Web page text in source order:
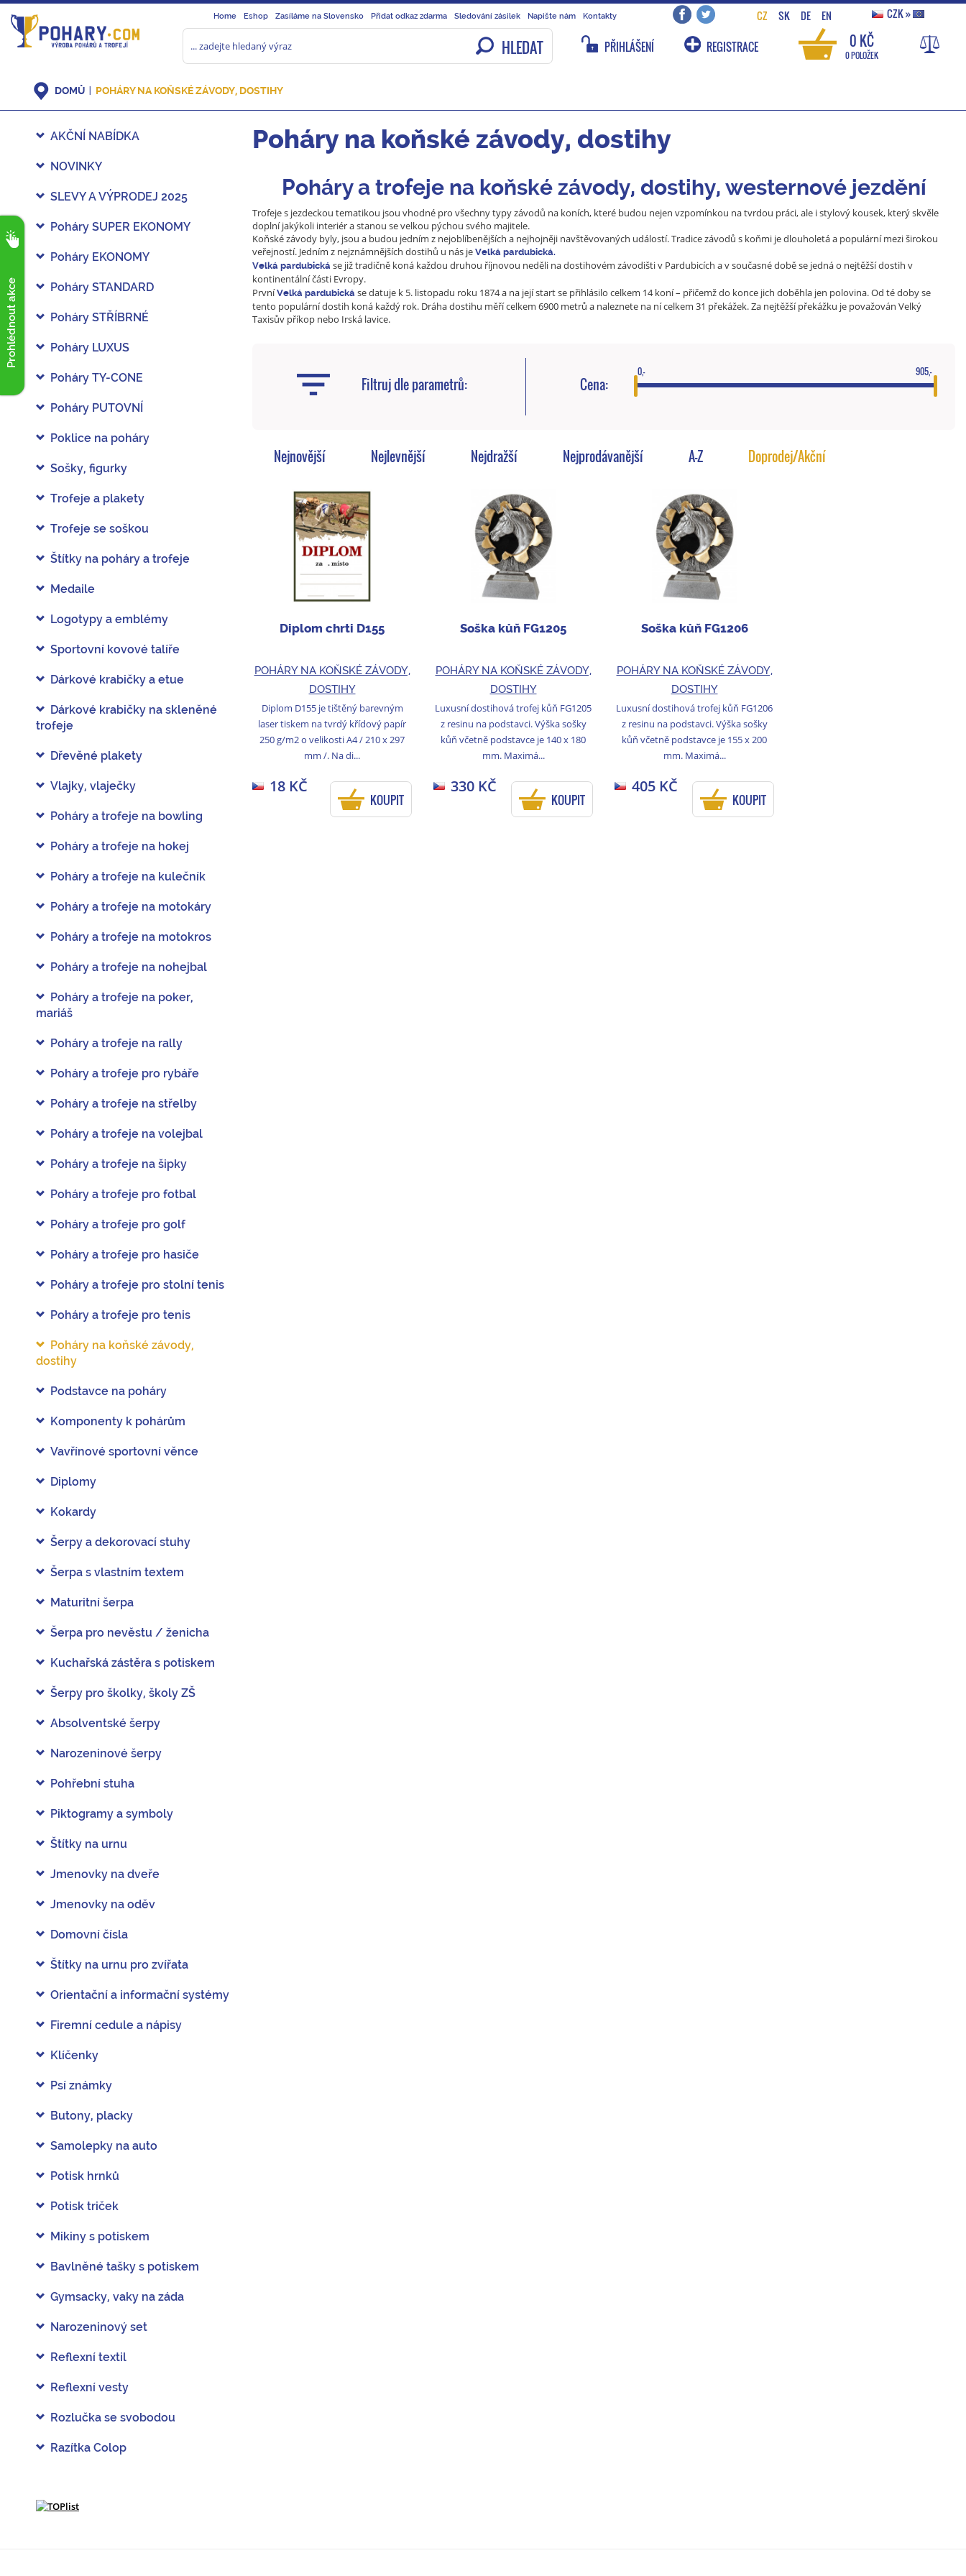
Home Eshop Zasíláme na Slovensko Přidat odkaz zdarma Sledování zásilek Napište nám Kontakty CZ SK DE EN CZK»
HLEDAT PŘIHLÁŠENÍ REGISTRACE 0 KČ
0 POLOŽEK
Prohlédnout akce
DOMŮ POHÁRY NA KOŇSKÉ ZÁVODY, DOSTIHY
AKČNÍ NABÍDKA
NOVINKY
SLEVY A VÝPRODEJ 2025
Poháry SUPER EKONOMY
Poháry EKONOMY
Poháry STANDARD
Poháry STŘÍBRNÉ
Poháry LUXUS
Poháry TY-CONE
Poháry PUTOVNÍ
Poklice na poháry
Sošky, figurky
Trofeje a plakety
Trofeje se soškou
Štítky na poháry a trofeje
Medaile
Logotypy a emblémy
Sportovní kovové talíře
Dárkové krabičky a etue
Dárkové krabičky na skleněné
trofeje
Dřevěné plakety
Vlajky, vlaječky
Poháry a trofeje na bowling
Poháry a trofeje na hokej
Poháry a trofeje na kulečník
Poháry a trofeje na motokáry
Poháry a trofeje na motokros
Poháry a trofeje na nohejbal
Poháry a trofeje na poker,
mariáš
Poháry a trofeje na rally
Poháry a trofeje pro rybáře
Poháry a trofeje na střelby
Poháry a trofeje na volejbal
Poháry a trofeje na šipky
Poháry a trofeje pro fotbal
Poháry a trofeje pro golf
Poháry a trofeje pro hasiče
Poháry a trofeje pro stolní tenis
Poháry a trofeje pro tenis
Poháry na koňské závody,
dostihy
Podstavce na poháry
Komponenty k pohárům
Vavřínové sportovní věnce
Diplomy
Kokardy
Šerpy a dekorovací stuhy
Šerpa s vlastním textem
Maturitní šerpa
Šerpa pro nevěstu / ženicha
Kuchařská zástěra s potiskem
Šerpy pro školky, školy ZŠ
Absolventské šerpy
Narozeninové šerpy
Pohřební stuha
Piktogramy a symboly
Štítky na urnu
Jmenovky na dveře
Jmenovky na oděv
Domovní čísla
Štítky na urnu pro zvířata
Orientační a informační systémy
Firemní cedule a nápisy
Klíčenky
Psí známky
Butony, placky
Samolepky na auto
Potisk hrnků
Potisk triček
Mikiny s potiskem
Bavlněné tašky s potiskem
Gymsacky, vaky na záda
Narozeninový set
Reflexní textil
Reflexní vesty
Rozlučka se svobodou
Razítka Colop
Poháry na koňské závody, dostihy
Poháry a trofeje na koňské závody, dostihy, westernové jezdění
Trofeje s jezdeckou tematikou jsou vhodné pro všechny typy závodů na koních, které budou nejen vzpomínkou na tvrdou práci, ale i stylový kousek, který skvěle
doplní jakýkoli interiér a stanou se velkou pýchou svého majitele.
Koňské závody byly, jsou a budou jedním z nejoblíbenějších a nejhojněji navštěvovaných událostí. Tradice závodů s koňmi je dlouholetá a populární mezi širokou
veřejností. Jedním z nejznámnějších dostihů u nás je Velká pardubická.
Velká pardubická se již tradičně koná každou druhou říjnovou neděli na dostihovém závodišti v Pardubicích a v současné době se jedná o nejtěžší dostih v
kontinentální části Evropy.
PrvníVelká pardubická se datuje k 5. listopadu roku 1874 a na její start se přihlásilo celkem 14 koní – přičemž do konce jich doběhla jen polovina. Od té doby se
tento populární dostih koná každý rok. Dráha dostihu měří celkem 6900 metrů a naleznete na ní celkem 31 překážek. Za nejtěžší překážku je považován Velký
Taxisův příkop nebo Irská lavice.
Filtruj dle parametrů: Cena:
0,- 905,-
Nejnovější Nejlevnější Nejdražší Nejprodávanější A-Z Doprodej/Akční
Diplom chrti D155
POHÁRY NA KOŇSKÉ ZÁVODY,
DOSTIHY
Diplom D155 je tištěný barevným
laser tiskem na tvrdý křídový papír
250 g/m2 o velikosti A4 / 210 x 297
mm /. Na di...
18 KČ
KOUPIT
Soška kůň FG1205
POHÁRY NA KOŇSKÉ ZÁVODY,
DOSTIHY
Luxusní dostihová trofej kůň FG1205
z resinu na podstavci. Výška sošky
kůň včetně podstavce je 140 x 180
mm. Maximá...
330 KČ
KOUPIT
Soška kůň FG1206
POHÁRY NA KOŇSKÉ ZÁVODY,
DOSTIHY
Luxusní dostihová trofej kůň FG1206
z resinu na podstavci. Výška sošky
kůň včetně podstavce je 155 x 200
mm. Maximá...
405 KČ
KOUPIT